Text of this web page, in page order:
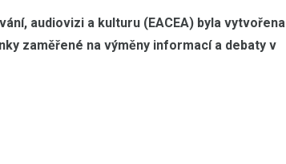
audiovizi a kulturu (EACEA) byla vytvořena
zaměřené na výměny informací a debaty v